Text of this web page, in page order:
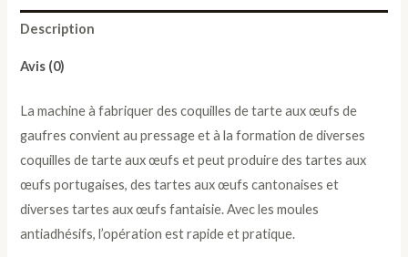
Description
Avis (0)
La machine à fabriquer des coquilles de tarte aux œufs de
gaufres convient au pressage et à la formation de diverses
coquilles de tarte aux œufs et peut produire des tartes aux
œufs portugaises, des tartes aux œufs cantonaises et
diverses tartes aux œufs fantaisie. Avec les moules
antiadhésifs, l’opération est rapide et pratique.